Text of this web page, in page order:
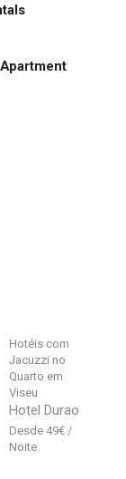
Hotéis com
Jacuzzi no
Quarto em
Viseu
Hotel Durao
49€